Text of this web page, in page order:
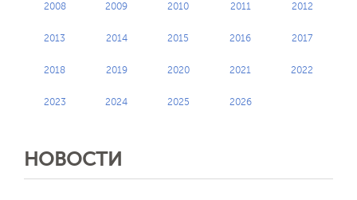
2008 2009 2010 2011 2012
2013 2014 2015 2016 2017
2018 2019 2020 2021 2022
2023 2024 2025 2026
НОВОСТИ